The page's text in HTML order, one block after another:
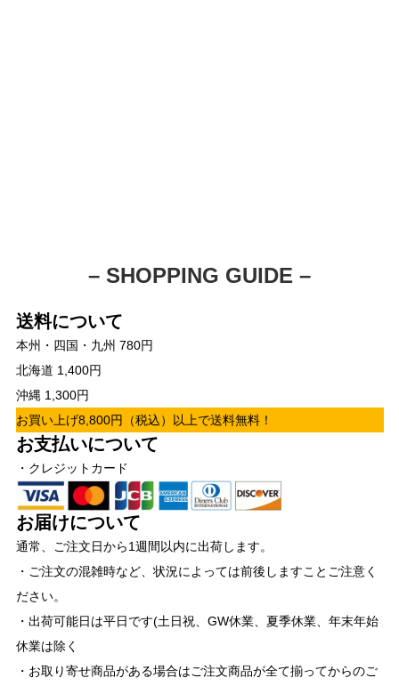
– SHOPPING GUIDE –
送料について
本州・四国・九州 780円
北海道 1,400円
沖縄 1,300円
お買い上げ8,800円（税込）以上で送料無料！
お支払いについて
・クレジットカード
お届けについて
通常、ご注文日から1週間以内に出荷します。
・ご注文の混雑時など、状況によっては前後しますことご注意く
ださい。
・出荷可能日は平日です(土日祝、GW休業、夏季休業、年末年始
休業は除く
・お取り寄せ商品がある場合はご注文商品が全て揃ってからのご